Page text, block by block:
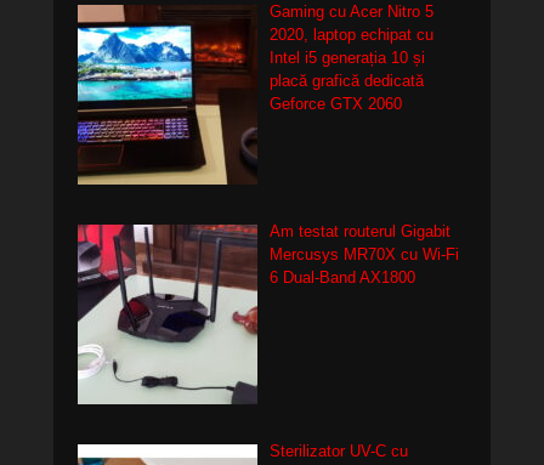
Gaming cu Acer Nitro 5
2020, laptop echipat cu
Intel i5 generația 10 și
placă grafică dedicată
Geforce GTX 2060
Am testat routerul Gigabit
Mercusys MR70X cu Wi-Fi
6 Dual-Band AX1800
Sterilizator UV-C cu